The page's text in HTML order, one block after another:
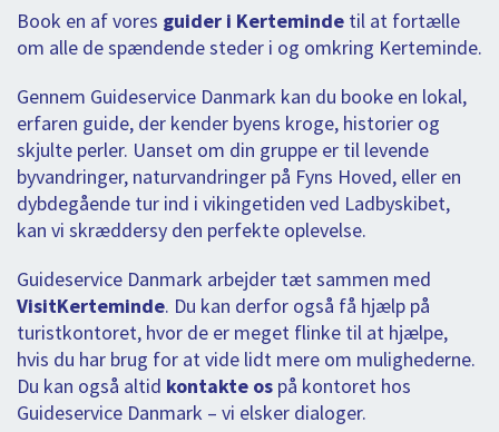
Book en af vores guider i Kerteminde til at fortælle
om alle de spændende steder i og omkring Kerteminde.
Gennem Guideservice Danmark kan du booke en lokal,
erfaren guide, der kender byens kroge, historier og
skjulte perler. Uanset om din gruppe er til levende
byvandringer, naturvandringer på Fyns Hoved, eller en
dybdegående tur ind i vikingetiden ved Ladbyskibet,
kan vi skræddersy den perfekte oplevelse.
Guideservice Danmark arbejder tæt sammen med
VisitKerteminde. Du kan derfor også få hjælp på
turistkontoret, hvor de er meget flinke til at hjælpe,
hvis du har brug for at vide lidt mere om mulighederne.
Du kan også altid kontakte os på kontoret hos
Guideservice Danmark – vi elsker dialoger.